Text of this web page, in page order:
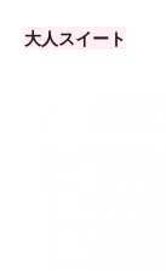
大人スイート